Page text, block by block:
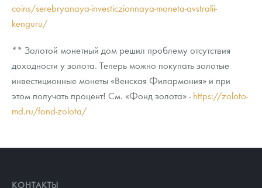
coins/serebryanaya-investiczionnaya-moneta-avstralii-
kenguru/
** Золотой монетный дом решил проблему отсутствия
доходности у золота. Теперь можно покупать золотые
инвестиционные монеты «Венская Филармония» и при
этом получать процент! См. «Фонд золота» - https://zoloto-
md.ru/fond-zolota/
КОНТАКТЫ